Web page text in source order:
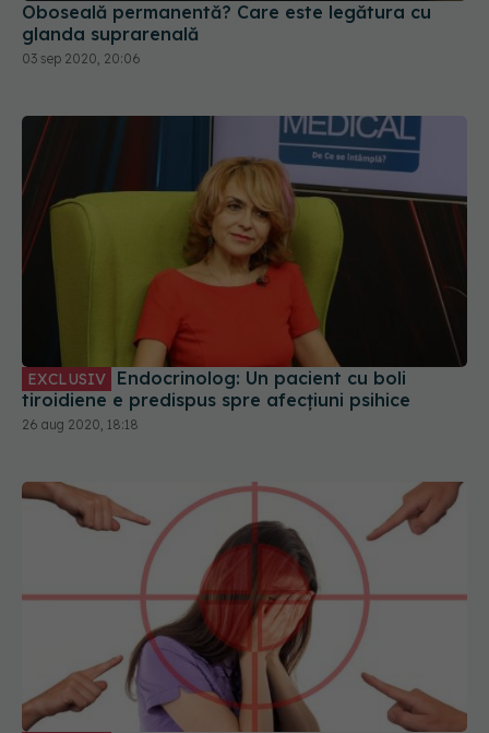
Oboseală permanentă? Care este legătura cu
glanda suprarenală
03 sep 2020, 20:06
EXCLUSIV
tiroidiene e predispus spre afecțiuni psihice
26 aug 2020, 18:18